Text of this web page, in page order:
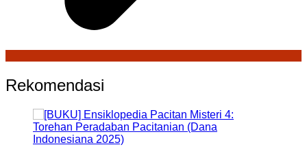
Rekomendasi